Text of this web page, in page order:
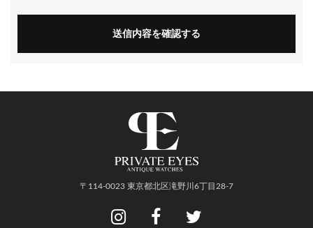
送信内容を確認する
〒114-0023 東京都北区滝野川6丁目28-7